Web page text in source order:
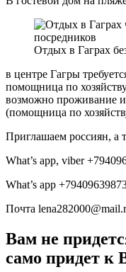
Отдых в Гаграх
в центре Гагры
помощница по
возможно проживание
(помощница по
Приглашаем россиян, а
What’s app, viber
What’s app
Почта
Вам не
само придет к